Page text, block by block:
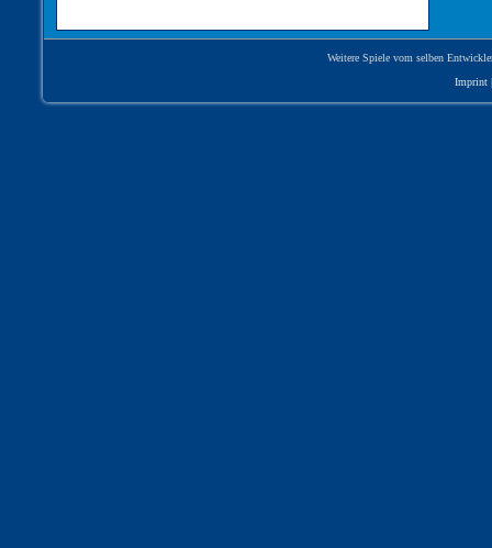
Weitere Spiele vom selben
Imprint